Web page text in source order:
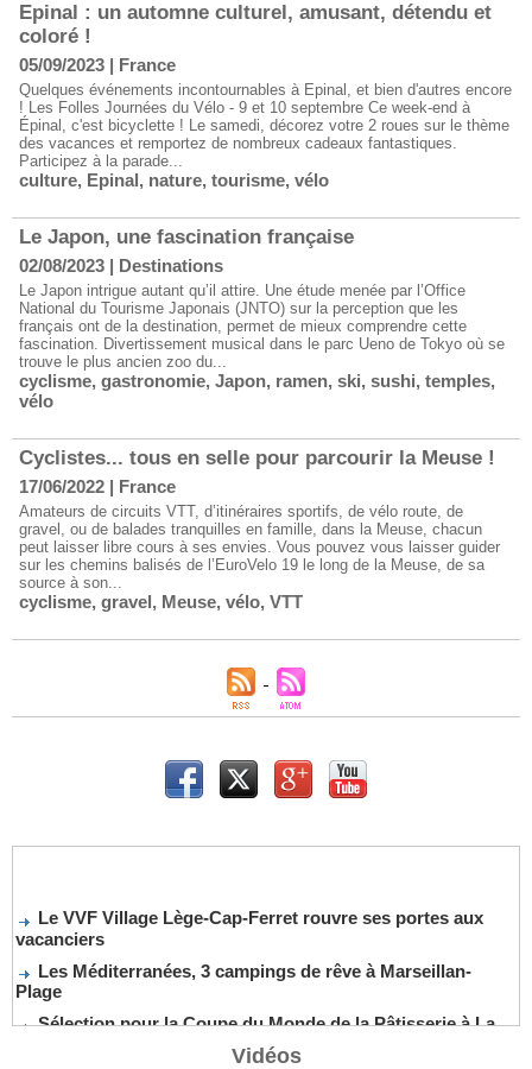
Epinal : un automne culturel, amusant, détendu et
coloré !
05/09/2023 | France
Quelques événements incontournables à Epinal, et bien d'autres encore
! Les Folles Journées du Vélo - 9 et 10 septembre Ce week-end à
Épinal, c'est bicyclette ! Le samedi, décorez votre 2 roues sur le thème
des vacances et remportez de nombreux cadeaux fantastiques.
Participez à la parade...
culture, Epinal, nature, tourisme, vélo
Le Japon, une fascination française
02/08/2023 | Destinations
Le Japon intrigue autant qu’il attire. Une étude menée par l’Office
National du Tourisme Japonais (JNTO) sur la perception que les
français ont de la destination, permet de mieux comprendre cette
fascination. Divertissement musical dans le parc Ueno de Tokyo où se
trouve le plus ancien zoo du...
cyclisme, gastronomie, Japon, ramen, ski, sushi, temples,
vélo
Cyclistes... tous en selle pour parcourir la Meuse !
17/06/2022 | France
Amateurs de circuits VTT, d’itinéraires sportifs, de vélo route, de
gravel, ou de balades tranquilles en famille, dans la Meuse, chacun
peut laisser libre cours à ses envies. Vous pouvez vous laisser guider
sur les chemins balisés de l’EuroVelo 19 le long de la Meuse, de sa
source à son...
cyclisme, gravel, Meuse, vélo, VTT
Le VVF Village Lège-Cap-Ferret rouvre ses portes aux
vacanciers
Les Méditerranées, 3 campings de rêve à Marseillan-
Plage
Sélection pour la Coupe du Monde de la Pâtisserie à La
Vidéos